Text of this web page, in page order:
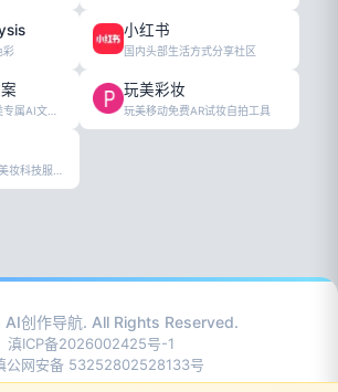
彩
小红书
国内头部生活方式分享社区
玩美彩妆
玩美移动免费AR试妆自拍工具
AI创作导航. All Rights Reserved.
滇ICP备2026002425号-1
公网安备 53252802528133号